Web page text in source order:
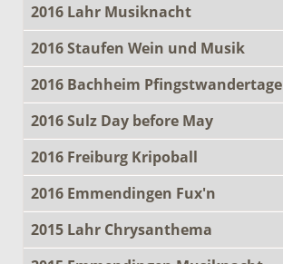
2016 Lahr Musiknacht
2016 Staufen Wein und Musik
2016 Bachheim Pfingstwandertage
2016 Sulz Day before May
2016 Freiburg Kripoball
2016 Emmendingen Fux'n
2015 Lahr Chrysanthema